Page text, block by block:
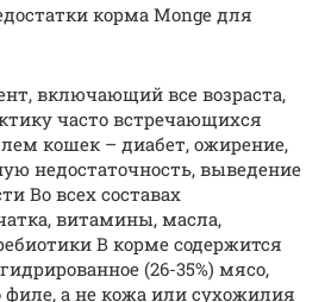
корма Monge для
включающий все возраста,
часто встречающихся
кошек – диабет, ожирение,
недостаточность, выведение
Во всех составах
витамины, масла,
В корме содержится
(26-35%) мясо,
а не кожа или сухожилия